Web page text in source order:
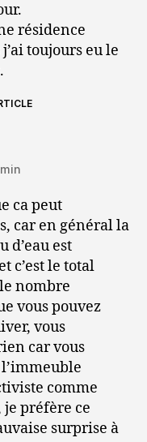
résidence
toujours eu le
ca peut
car en général la
d’eau est
c’est le total
nombre
vous pouvez
vous
car vous
comme
préfère ce
surprise à